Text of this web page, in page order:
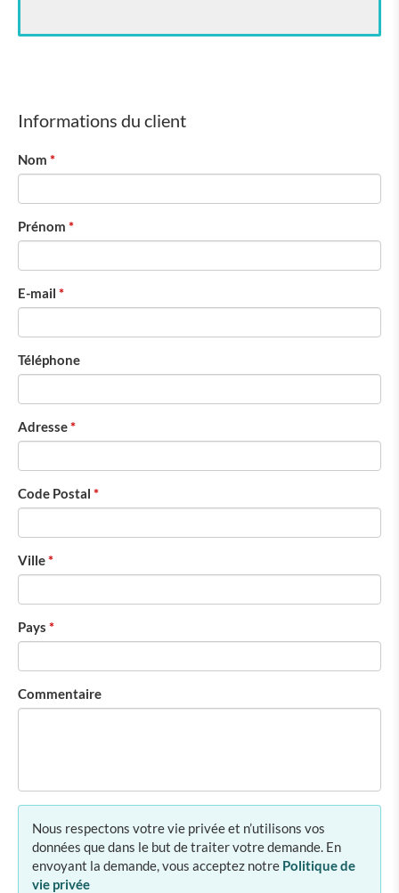
Informations du client
Nom
Prénom
E-mail
Téléphone
Adresse
Code Postal
Ville
Pays
Commentaire
Nous respectons votre vie privée et n’utilisons vos
données que dans le but de traiter votre demande. En
envoyant la demande, vous acceptez notre Politique de
vie privée